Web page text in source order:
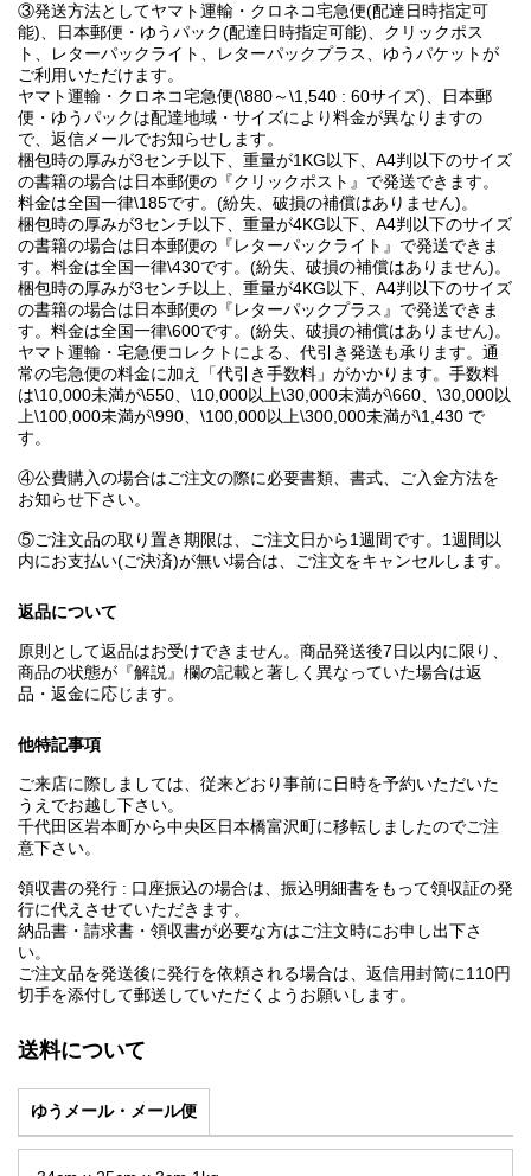
③発送方法としてヤマト運輸・クロネコ宅急便(配達日時指定可
能)、日本郵便・ゆうパック(配達日時指定可能)、クリックポス
ト、レターパックライト、レターパックプラス、ゆうパケットが
ご利用いただけます。
ヤマト運輸・クロネコ宅急便(\880～\1,540 : 60サイズ)、日本郵
便・ゆうパックは配達地域・サイズにより料金が異なりますの
で、返信メールでお知らせします。
梱包時の厚みが3センチ以下、重量が1KG以下、A4判以下のサイズ
の書籍の場合は日本郵便の『クリックポスト』で発送できます。
料金は全国一律\185です。(紛失、破損の補償はありません)。
梱包時の厚みが3センチ以下、重量が4KG以下、A4判以下のサイズ
の書籍の場合は日本郵便の『レターパックライト』で発送できま
す。料金は全国一律\430です。(紛失、破損の補償はありません)。
梱包時の厚みが3センチ以上、重量が4KG以下、A4判以下のサイズ
の書籍の場合は日本郵便の『レターパックプラス』で発送できま
す。料金は全国一律\600です。(紛失、破損の補償はありません)。
ヤマト運輸・宅急便コレクトによる、代引き発送も承ります。通
常の宅急便の料金に加え「代引き手数料」がかかります。手数料
は\10,000未満が\550、\10,000以上\30,000未満が\660、\30,000以
上\100,000未満が\990、\100,000以上\300,000未満が\1,430 で
す。
④公費購入の場合はご注文の際に必要書類、書式、ご入金方法を
お知らせ下さい。
⑤ご注文品の取り置き期限は、ご注文日から1週間です。1週間以
内にお支払い(ご決済)が無い場合は、ご注文をキャンセルします。
返品について
原則として返品はお受けできません。商品発送後7日以内に限り、
商品の状態が『解説』欄の記載と著しく異なっていた場合は返
品・返金に応じます。
他特記事項
ご来店に際しましては、従来どおり事前に日時を予約いただいた
うえでお越し下さい。
千代田区岩本町から中央区日本橋富沢町に移転しましたのでご注
意下さい。
領収書の発行 : 口座振込の場合は、振込明細書をもって領収証の発
行に代えさせていただきます。
納品書・請求書・領収書が必要な方はご注文時にお申し出下さ
い。
ご注文品を発送後に発行を依頼される場合は、返信用封筒に110円
切手を添付して郵送していただくようお願いします。
送料について
ゆうメール・メール便